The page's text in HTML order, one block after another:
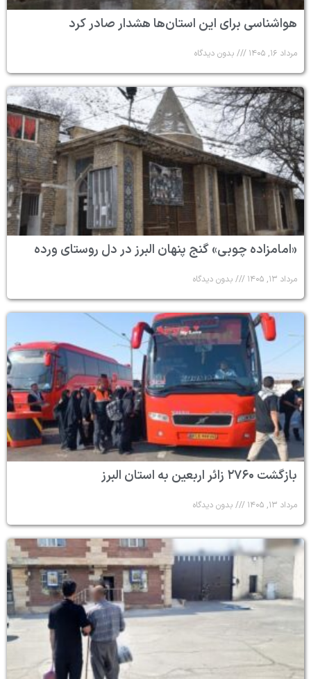
هواشناسی برای این استان‌ها هشدار صادر کرد
مرداد ۱۶, ۱۴۰۵ بدون دیدگاه
«امامزاده چوبی» گنج پنهان البرز در دل روستای ورده
مرداد ۱۳, ۱۴۰۵ بدون دیدگاه
بازگشت ۲۷۶۰ زائر اربعین به استان البرز
مرداد ۱۳, ۱۴۰۵ بدون دیدگاه